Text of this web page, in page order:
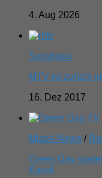
4. Aug 2026
Sonstiges
MTV ist zurück
16. Dez 2017
Musik-News /
Green Day
Kanal